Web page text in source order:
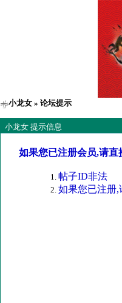
小龙女 » 论坛提示
小龙女 提示信息
如果您已注册会员,请
帖子ID非法
如果您已注册,